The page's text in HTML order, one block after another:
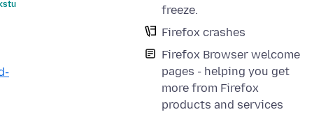
freeze.
Firefox crashes
Firefox Browser welcome
pages - helping you get
more from Firefox
products and services